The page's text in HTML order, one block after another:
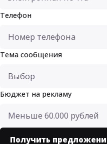
Телефон
Тема сообщения
Бюджет на рекламу